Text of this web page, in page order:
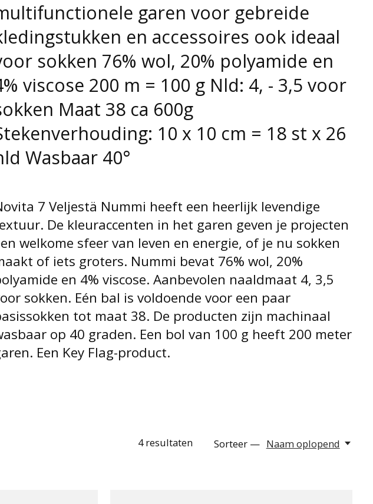
garen voor gebreide
en accessoires ook ideaal
sokken 76% wol, 20% polyamide en
viscose 200 m = 100 g Nld: 4, - 3,5 voor
Maat 38 ca 600g
10 x 10 cm = 18 st x 26
Wasbaar 40°
7 Veljestä Nummi heeft een heerlijk levendige
De kleuraccenten in het garen geven je projecten
welkome sfeer van leven en energie, of je nu sokken
of iets groters. Nummi bevat 76% wol, 20%
en 4% viscose. Aanbevolen naaldmaat 4, 3,5
sokken. Eén bal is voldoende voor een paar
tot maat 38. De producten zijn machinaal
op 40 graden. Een bol van 100 g heeft 200 meter
Een Key Flag-product.
4resultaten Sorteer — Naam oplopend